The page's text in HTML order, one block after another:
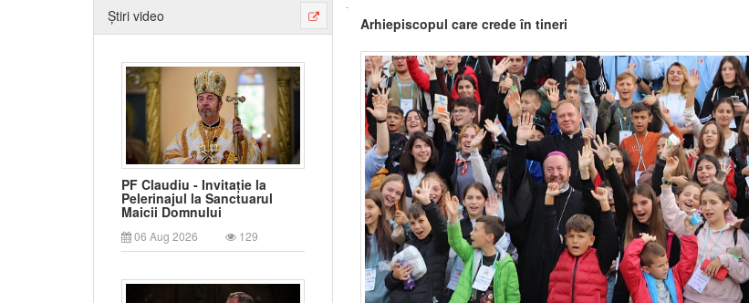
Știri video
PF Claudiu - Invitație la
Pelerinajul la Sanctuarul
Maicii Domnului
06 Aug 2026 129
Arhiepiscopul care crede în tineri